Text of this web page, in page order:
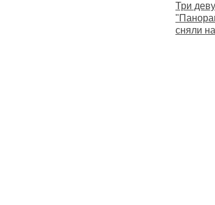
Три
сняли